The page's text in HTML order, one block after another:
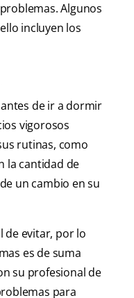
Algunos
incluyen los
de ir a dormir
vigorosos
rutinas, como
la cantidad de
un cambio en su
de evitar, por lo
es de suma
su profesional de
para